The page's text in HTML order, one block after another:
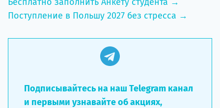
Поступление в Польшу 2027 без стресса →
Подписывайтесь на наш Telegram канал
и первыми узнавайте об акциях,